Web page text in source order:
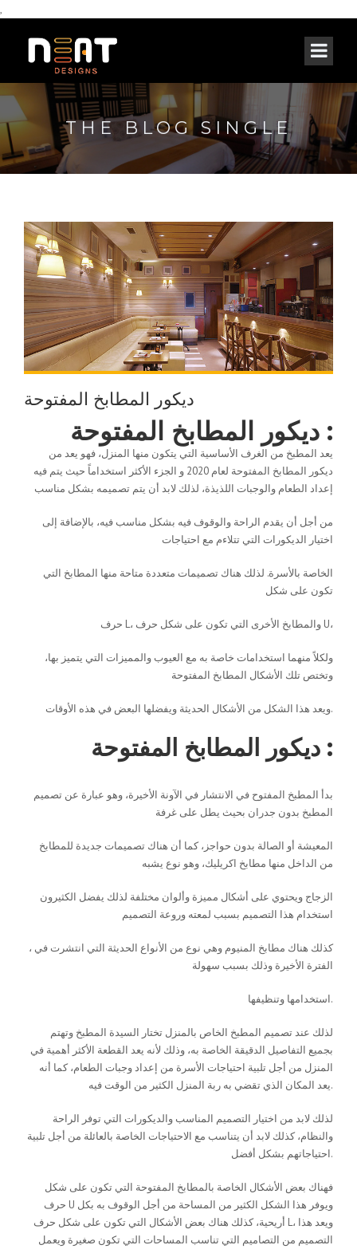
,
THE BLOG SINGLE
ديكور المطابخ المفتوحة
ديكور المطابخ المفتوحة :
يعد المطبخ من الغرف الأساسية التي يتكون منها المنزل، فهو يعد من
ديكور المطابخ المفتوحة لعام 2020 و الجزء الأكثر استخداماً حيث يتم فيه
إعداد الطعام والوجبات اللذيذة، لذلك لابد أن يتم تصميمه بشكل مناسب
من أجل أن يقدم الراحة والوقوف فيه بشكل مناسب فيه، بالإضافة إلى
اختيار الديكورات التي تتلاءم مع احتياجات
الخاصة بالأسرة. لذلك هناك تصميمات متعددة متاحة منها المطابخ التي
تكون على شكل
حرف L، والمطابخ الأخرى التي تكون على شكل حرف U،
ولكلاً منهما استخدامات خاصة به مع العيوب والمميزات التي يتميز بها،
وتختص تلك الأشكال المطابخ المفتوحة
ويعد هذا الشكل من الأشكال الحديثة ويفضلها البعض في هذه الأوقات.
ديكور المطابخ المفتوحة :
بدأ المطبخ المفتوح في الانتشار في الآونة الأخيرة، وهو عبارة عن تصميم
المطبخ بدون جدران بحيث يطل على غرفة
المعيشة أو الصالة بدون حواجز، كما أن هناك تصميمات جديدة للمطابخ
من الداخل منها مطابخ اكريليك، وهو نوع يشبه
الزجاج ويحتوي على أشكال مميزة وألوان مختلفة لذلك يفضل الكثيرون
استخدام هذا التصميم بسبب لمعته وروعة التصميم
، كذلك هناك مطابخ المنيوم وهي نوع من الأنواع الحديثة التي انتشرت في
الفترة الأخيرة وذلك بسبب سهولة
استخدامها وتنظيفها.
لذلك عند تصميم المطبخ الخاص بالمنزل تختار السيدة المطبخ وتهتم
بجميع التفاصيل الدقيقة الخاصة به، وذلك لأنه يعد القطعة الأكثر أهمية في
المنزل من أجل تلبية احتياجات الأسرة من إعداد وجبات الطعام، كما أنه
يعد المكان الذي تقضي به ربة المنزل الكثير من الوقت فيه.
لذلك لابد من اختيار التصميم المناسب والديكورات التي توفر الراحة
والنظام، كذلك لابد أن يتناسب مع الاحتياجات الخاصة بالعائلة من أجل تلبية
احتياجاتهم بشكل أفضل.
فهناك بعض الأشكال الخاصة بالمطابخ المفتوحة التي تكون على شكل
حرف U ويوفر هذا الشكل الكثير من المساحة من أجل الوقوف به بكل
أريحية، كذلك هناك بعض الأشكال التي تكون على شكل حرف L، ويعد هذا
التصميم من التصاميم التي تناسب المساحات التي تكون صغيرة ويعمل